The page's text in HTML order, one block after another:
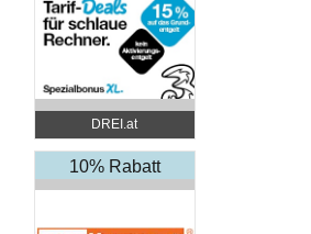
DREI.at
10% Rabatt